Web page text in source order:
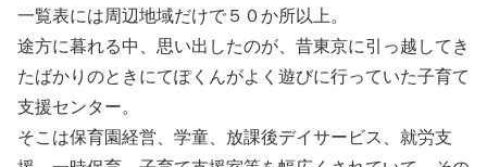
一覧表には周辺地域だけで５０か所以上。
途方に暮れる中、思い出したのが、昔東京に引っ越してき
たばかりのときにてぽくんがよく遊びに行っていた子育て
支援センター。
そこは保育園経営、学童、放課後デイサービス、就労支